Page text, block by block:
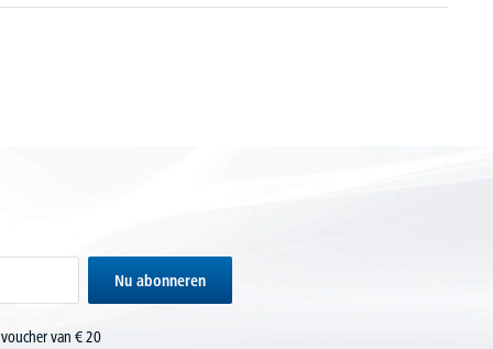
Nu abonneren
van € 20